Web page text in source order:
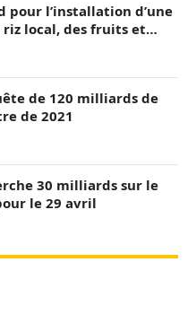
pour l’installation d’une
local, des fruits et
de 120 milliards de
de 2021
30 milliards sur le
le 29 avril